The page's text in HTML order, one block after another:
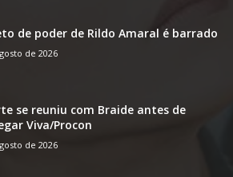
de poder de Rildo Amaral é barrado
de 2026
se reuniu com Braide antes de
Viva/Procon
de 2026